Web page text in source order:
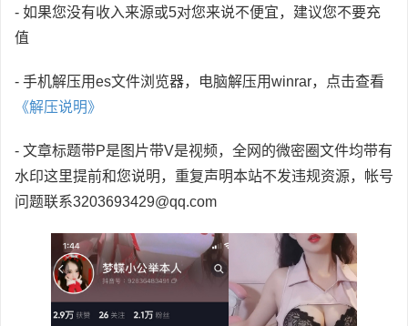
- 如果您没有收入来源或5对您来说不便宜，建议您不要充
值
- 手机解压用es文件浏览器，电脑解压用winrar，点击查看
《解压说明》
- 文章标题带P是图片带V是视频，全网的微密圈文件均带有
水印这里提前和您说明，重复声明本站不发违规资源，帐号
问题联系3203693429@qq.com